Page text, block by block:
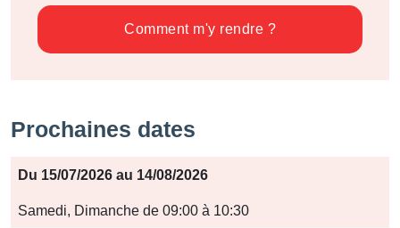
Comment m'y rendre ?
Prochaines dates
Période
Jours
Du 15/07/2026 au 14/08/2026
Samedi, Dimanche de 09:00 à 10:30